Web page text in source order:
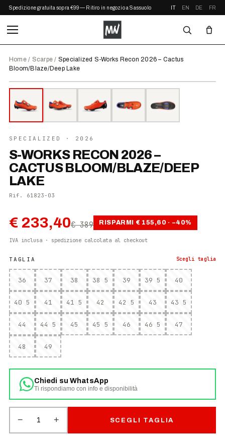
Spedizione gratuita sopra €99 — Ritiro in negozio a Sassuolo IT EN DE FR
Home/ Scarpe / Specialized S-Works Recon 2026 – Cactus
Bloom/Blaze/Deep Lake
SPECIALIZED · 2026
S-WORKS RECON 2026 –
CACTUS BLOOM/BLAZE/DEEP
LAKE
Rif. 61823-03
€ 233,40€ 389 RISPARMI € 155,60 · −40%
IVA inclusa · spedizione calcolata al checkout
TAGLIA Scegli taglia
36 37 38 38 5 39 39 5 40
40 5 41 41 5 42 42 5 43 43 5
44 44 5 45 45 5 46 46 5 47
48 49
Chiedi su WhatsApp
Ti rispondiamo con info e disponibilità
− 1 + SCEGLI TAGLIA